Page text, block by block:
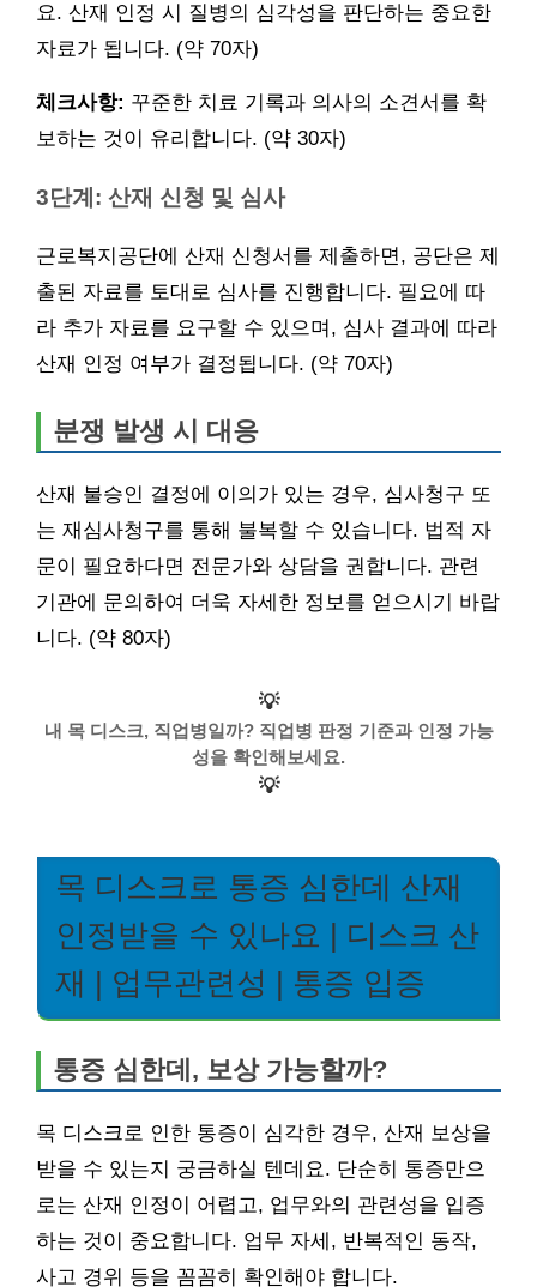
요. 산재 인정 시 질병의 심각성을 판단하는 중요한
자료가 됩니다. (약 70자)
체크사항: 꾸준한 치료 기록과 의사의 소견서를 확
보하는 것이 유리합니다. (약 30자)
3단계: 산재 신청 및 심사
근로복지공단에 산재 신청서를 제출하면, 공단은 제
출된 자료를 토대로 심사를 진행합니다. 필요에 따
라 추가 자료를 요구할 수 있으며, 심사 결과에 따라
산재 인정 여부가 결정됩니다. (약 70자)
분쟁 발생 시 대응
산재 불승인 결정에 이의가 있는 경우, 심사청구 또
는 재심사청구를 통해 불복할 수 있습니다. 법적 자
문이 필요하다면 전문가와 상담을 권합니다. 관련
기관에 문의하여 더욱 자세한 정보를 얻으시기 바랍
니다. (약 80자)
💡
내 목 디스크, 직업병일까? 직업병 판정 기준과 인정 가능
성을 확인해보세요.
💡
목 디스크로 통증 심한데 산재
인정받을 수 있나요 | 디스크 산
재 | 업무관련성 | 통증 입증
통증 심한데, 보상 가능할까?
목 디스크로 인한 통증이 심각한 경우, 산재 보상을
받을 수 있는지 궁금하실 텐데요. 단순히 통증만으
로는 산재 인정이 어렵고, 업무와의 관련성을 입증
하는 것이 중요합니다. 업무 자세, 반복적인 동작,
사고 경위 등을 꼼꼼히 확인해야 합니다.